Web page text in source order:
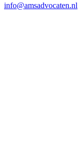
info@amsadvocaten.nl